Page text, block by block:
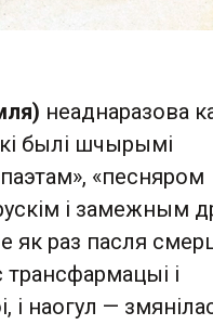
неаднаразова
былі шчырымі
паэтам», «песняром
і замежным
як раз пасля
і
і наогул —